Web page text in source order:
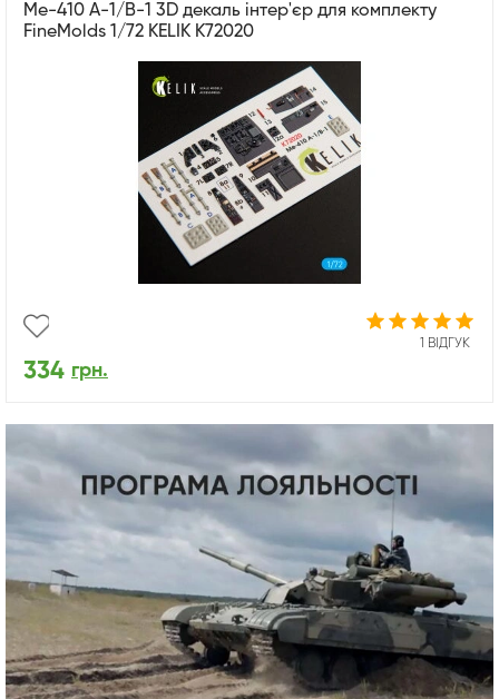
Me-410 A-1/B-1 3D декаль інтер'єр для комплекту
FineMolds 1/72 KELIK K72020
1 ВІДГУК
334 грн.